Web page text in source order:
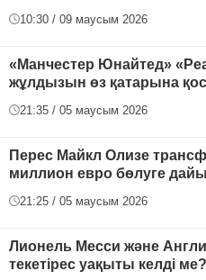
10:30 / 09 маусым 2026
«Манчестер Юнайтед»
жұлдызын өз қатарына
21:35 / 05 маусым 2026
Перес Майкл Олизе
миллион евро бөлуге
21:25 / 05 маусым 2026
Лионель Месси және
текетірес уақыты келді ме?